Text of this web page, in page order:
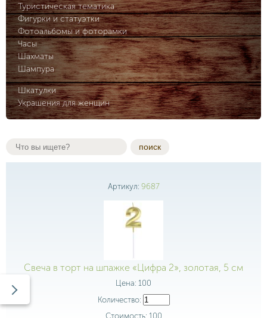
Туристическая тематика
Фигурки и статуэтки
Фотоальбомы и фоторамки
Часы
Шахматы
Шампура
Шкатулки
Украшения для женщин
поиск
Артикул: 9687
Свеча в торт на шпажке «Цифра 2», золотая, 5 см
Цена: 100
Количество:
Стоимость: 100